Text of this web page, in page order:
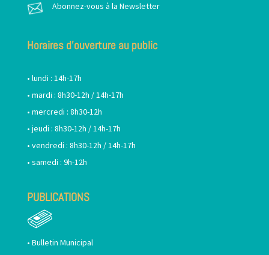
Abonnez-vous à la Newsletter
Horaires d’ouverture au public
• lundi : 14h-17h
• mardi : 8h30-12h / 14h-17h
• mercredi : 8h30-12h
• jeudi : 8h30-12h / 14h-17h
• vendredi : 8h30-12h / 14h-17h
• samedi : 9h-12h
PUBLICATIONS
• Bulletin Municipal